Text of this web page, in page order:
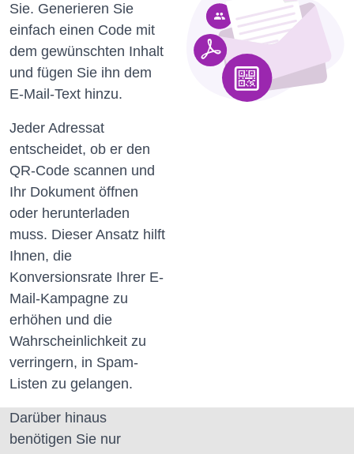
Sie. Generieren Sie
einfach einen Code mit
dem gewünschten Inhalt
und fügen Sie ihn dem
E-Mail-Text hinzu.
Jeder Adressat
entscheidet, ob er den
QR-Code scannen und
Ihr Dokument öffnen
oder herunterladen
muss. Dieser Ansatz hilft
Ihnen, die
Konversionsrate Ihrer E-
Mail-Kampagne zu
erhöhen und die
Wahrscheinlichkeit zu
verringern, in Spam-
Listen zu gelangen.
Darüber hinaus
benötigen Sie nur